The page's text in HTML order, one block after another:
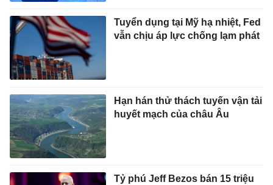
Tuyển dụng tại Mỹ hạ nhiệt, Fed
vẫn chịu áp lực chống lạm phát
Hạn hán thử thách tuyến vận tải
huyết mạch của châu Âu
Tỷ phú Jeff Bezos bán 15 triệu